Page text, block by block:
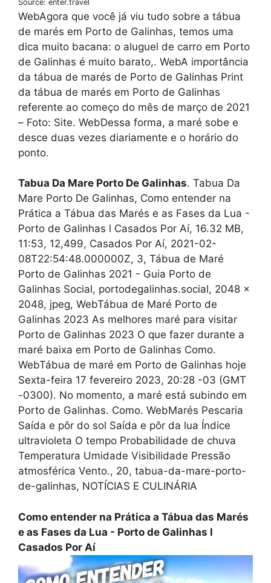
Source: enter.travel
WebAgora que você já viu tudo sobre a tábua
de marés em Porto de Galinhas, temos uma
dica muito bacana: o aluguel de carro em Porto
de Galinhas é muito barato,. WebA importância
da tábua de marés de Porto de Galinhas Print
da tábua de marés em Porto de Galinhas
referente ao começo do mês de março de 2021
– Foto: Site. WebDessa forma, a maré sobe e
desce duas vezes diariamente e o horário do
ponto.
Tabua Da Mare Porto De Galinhas. Tabua Da
Mare Porto De Galinhas, Como entender na
Prática a Tábua das Marés e as Fases da Lua -
Porto de Galinhas l Casados Por Aí, 16.32 MB,
11:53, 12,499, Casados Por Aí, 2021-02-
08T22:54:48.000000Z, 3, Tábua de Maré
Porto de Galinhas 2021 - Guia Porto de
Galinhas Social, portodegalinhas.social, 2048 x
2048, jpeg, WebTábua de Maré Porto de
Galinhas 2023 As melhores maré para visitar
Porto de Galinhas 2023 O que fazer durante a
maré baixa em Porto de Galinhas Como.
WebTábua de maré em Porto de Galinhas hoje
Sexta-feira 17 fevereiro 2023, 20:28 -03 (GMT
-0300). No momento, a maré está subindo em
Porto de Galinhas. Como. WebMarés Pescaria
Saída e pôr do sol Saída e pôr da lua Índice
ultravioleta O tempo Probabilidade de chuva
Temperatura Umidade Visibilidade Pressão
atmosférica Vento., 20, tabua-da-mare-porto-
de-galinhas, NOTÍCIAS E CULINÁRIA
Como entender na Prática a Tábua das Marés
e as Fases da Lua - Porto de Galinhas l
Casados Por Aí